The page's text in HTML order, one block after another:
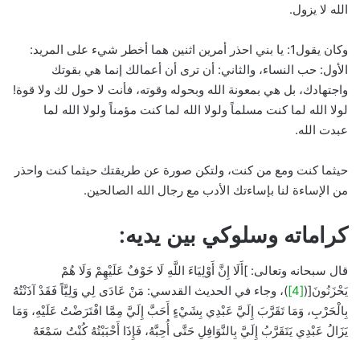
الله لا يزول.
وكان يقول1: يا بني احذر أمرين اثنين هما أخطر شيء على المريد:
الأول: حب النساء، والثاني: أن ترى أن أعمالك إنما هي بقوتك
واجتهادك، بل هي بمعونة الله وبحوله وقوته، فأنت لا حول لك ولا قوة!
لولا الله لما كنت مسلماً ولولا الله لما كنت مؤمناً ولولا الله لما
عبدت الله.
حيثما كنت ومع من كنت، ولتكن صورة عن طريقتك حيثما كنت واحذر
من الإساءة لنا بإساءتك الأدب مع رجال الله الصالحين.
كراماته وسلوكي بين يديه:
قال سبحانه وتعالى: ]أَلَا إِنَّ أَوْلِيَاءَ اللَّهِ لَا خَوْفٌ عَلَيْهِمْ وَلَا هُمْ
يَحْزَنُونَ[([4]
)، وجاء في الحديث القدسي: مَنْ عَادَى لِي وَلِيَّاً فَقَدْ آذَنْتُهُ
بِالْحَرْبِ، وَمَا تَقَرَّبَ إِلَيَّ عَبْدِي بِشَيْءٍ أَحَبَّ إِلَيَّ مِمَّا افْتَرَضْتُ عَلَيْهِ، وَمَا
يَزَالُ عَبْدِي يَتَقَرَّبُ إِلَيَّ بِالنَّوَافِلِ حَتَّى أُحِبَّهُ، فَإِذَا أَحْبَبْتُهُ كُنْتُ سَمْعَهُ